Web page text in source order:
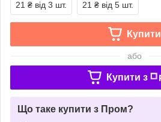
21 ₴ від 3 шт. 21 ₴ від 5 шт.
Купити
або
Купити з
Що таке купити з Пром?